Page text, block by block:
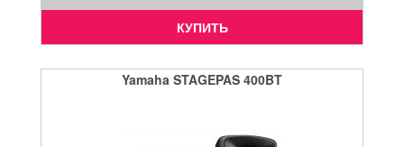
КУПИТЬ
Yamaha STAGEPAS 400BT